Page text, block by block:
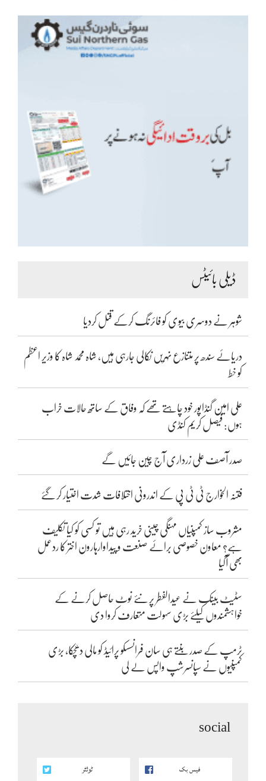
ڈیلی بائیٹس
شوہر نے دوسری بیوی کو فائرنگ کرکے قتل کردیا
دریائے سندھ پر متنازع نہریں نکالی جارہی ہیں، شاہ محمد شاہ کا وزیر اعظم
کو خط
علی امین گنڈاپور خود چاہتے تھے کہ وفاق کے ساتھ حالات خراب
ہوں: فیصل کریم کنڈی
صدر آصف علی زرداری آج چین جائیں گے
فتنہ الخوارج ٹی ٹی پی کے اندرونی اختلافات شدت اختیار کر گئے
مشروب ساز کمپنیاں مہنگی چینی خرید رہی ہیں تو کسی کو کیا تکلیف
ہے؟ معاون خصوصی برائے صنعت و پیداوارہارون اختر کا ردعمل
بھی آگیا
سٹیٹ بینک نے عیدالفطر پر نئے نوٹ حاصل کرنے کے
خواہشمندوں کیلئے بڑی سہولت متعارف کروا دی
ٹرمپ کے صدر بنتے ہی سان فرانسسکو پرائیڈ کو مالی دھچکا، بڑی
کمپنیوں نے سپانسرشپ واپس لے لی
social
فیس بک ٹوئٹر